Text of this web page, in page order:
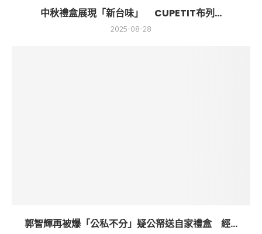
中秋禮盒展現「新台味」 CUPETIT布列...
2025-08-28
郭智輝再被爆「公私不分」疑公帑送自家禮盒 經...